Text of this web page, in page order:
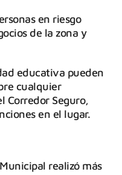
en riesgo
de la zona y
educativa pueden
cualquier
Corredor Seguro,
en el lugar.
realizó más